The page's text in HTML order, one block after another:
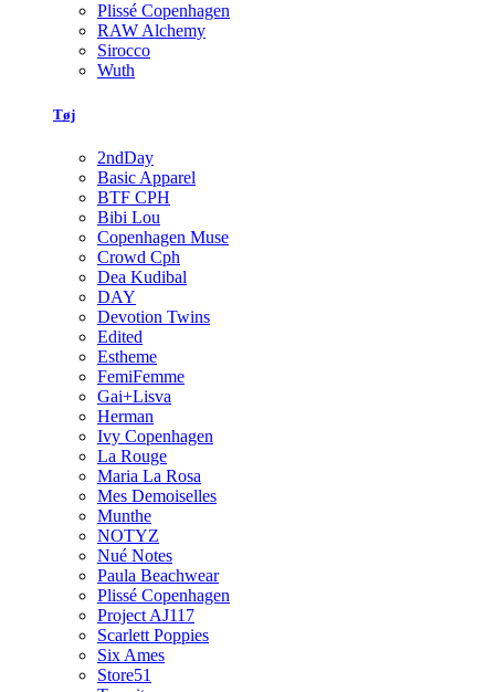
Plissé Copenhagen
RAW Alchemy
Sirocco
Wuth
Tøj
2ndDay
Basic Apparel
BTF CPH
Bibi Lou
Copenhagen Muse
Crowd Cph
Dea Kudibal
DAY
Devotion Twins
Edited
Estheme
FemiFemme
Gai+Lisva
Herman
Ivy Copenhagen
La Rouge
Maria La Rosa
Mes Demoiselles
Munthe
NOTYZ
Nué Notes
Paula Beachwear
Plissé Copenhagen
Project AJ117
Scarlett Poppies
Six Ames
Store51